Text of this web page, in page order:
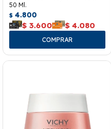
50 Ml.
$ 4.800
$ 3.600 $ 4.080